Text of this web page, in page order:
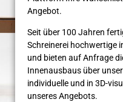
Angebot.
Seit über 100 Jahren
Schreinerei hochwertige
und bieten auf Anfrage
Innenausbaus über
individuelle und in 3D-
unseres Angebots.